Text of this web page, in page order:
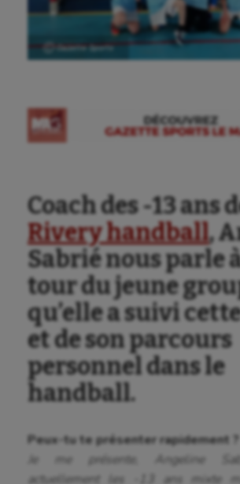
Ⓒ Gazette Sports
Coach des -13 ans
Rivery handball,
Sabrié nous parle
tour du jeune
qu’elle a suivi
et de son parcours
personnel dans le
handball.
Peux-tu te présenter rapidement ?
Je me présente, Angeline
actuellement les -13 ans mixte